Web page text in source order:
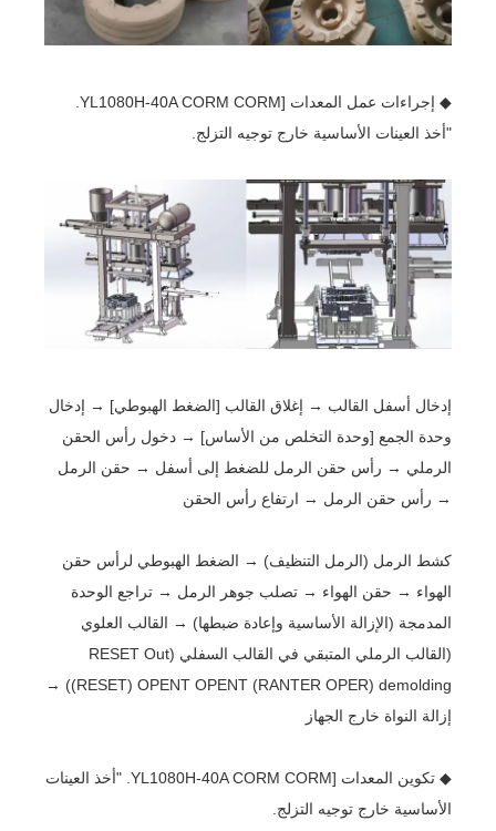
"أخذ العينات الأساسية خارج توجيه التزلج.
إدخال أسفل القالب → إغلاق القالب [الضغط الهبوطي] → إدخال
وحدة الجمع [وحدة التخلص من الأساس] → دخول رأس الحقن
الرملي → رأس حقن الرمل للضغط إلى أسفل → حقن الرمل
→ رأس حقن الرمل → ارتفاع رأس الحقن
كشط الرمل (الرمل التنظيف) → الضغط الهبوطي لرأس حقن
الهواء → حقن الهواء → تصلب جوهر الرمل → تراجع الوحدة
المدمجة (الإزالة الأساسية وإعادة ضبطها) → القالب العلوي
(القالب الرملي المتبقي في القالب السفلي (RESET Out
(RESET) OPENT OPENT (RANTER OPER) demolding) →
إزالة النواة خارج الجهاز
◆ تكوين المعدات [YL1080H-40A CORM CORM. "أخذ العينات
الأساسية خارج توجيه التزلج.